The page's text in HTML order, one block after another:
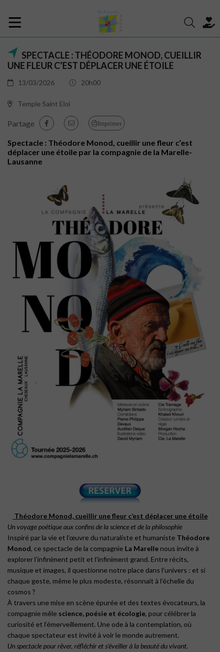
SPECTACLE : THÉODORE MONOD, CUEILLIR
UNE FLEUR C’EST DÉPLACER UNE ÉTOILE
13/03/2026 20h00
Temple Saint Eloi
Partage Imprimer
Spectacle : Théodore Monod, cueillir une fleur c’est
déplacer une étoile par la compagnie de la Marelle-
Lausanne
Théodore Monod, cueillir une fleur c’est déplacer une étoile
Un voyage poétique aux confins de la science et de la philosophie
Inspiré par la vie et l’œuvre du naturaliste et humaniste Théodore
Monod, ce spectacle de la compagnie La Marelle nous invite à
explorer l’infiniment petit et l’infiniment grand. Entre récits,
musique et images, il questionne notre place dans l’univers : et si
chaque geste, même le plus modeste, résonnait à l’échelle du
cosmos ?
À travers une mise en scène épurée et des textes évocateurs, la
compagnie mêle science, poésie et écologie, pour célébrer la
curiosité et l’émerveillement. Une ode à la contemplation, où
chaque spectateur est invité à voir le monde autrement.
Un spectacle pour rêver, réfléchir et s’éveiller à la beauté du vivant.